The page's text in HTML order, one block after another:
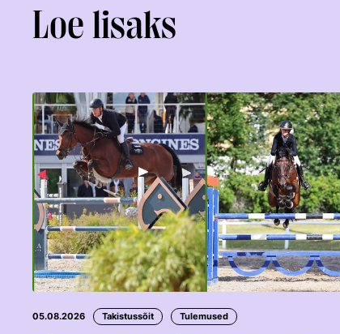
Loe lisaks
05.08.2026 Takistussõit Tulemused